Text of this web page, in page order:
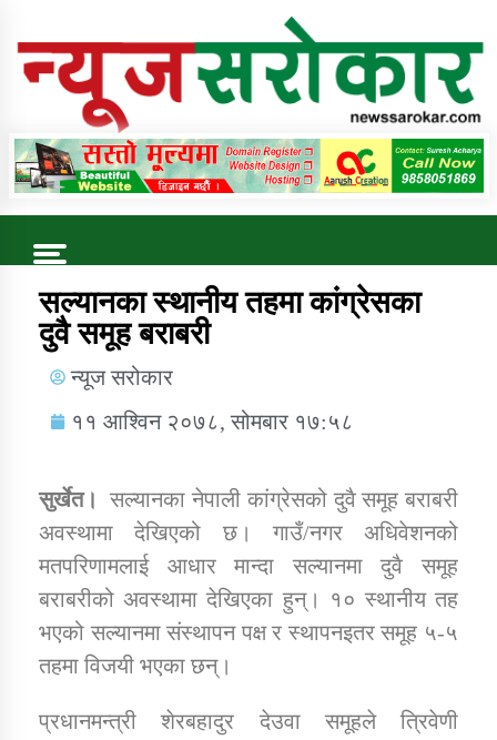
Online News Portal
Trending Now
कुषि बिकास कार्यालय जुम्ला सुचना सन्देश
डिभिजन कार्यालय जुम्लाको सुचना सन्देश
सल्यानका स्थानीय तहमा कांग्रेसका
दुवै समूह बराबरी
न्यूज सरोकार
११ आश्विन २०७८, सोमबार १७:५८
सुर्खेत। सल्यानका नेपाली कांग्रेसको दुवै समूह बराबरी
अवस्थामा देखिएको छ। गाउँ/नगर अधिवेशनको
मतपरिणामलाई आधार मान्दा सल्यानमा दुवै समूह
बराबरीको अवस्थामा देखिएका हुन्। १० स्थानीय तह
भएको सल्यानमा संस्थापन पक्ष र स्थापनइतर समूह ५-५
तहमा विजयी भएका छन्।
प्रधानमन्त्री शेरबहादुर देउवा समूहले त्रिवेणी